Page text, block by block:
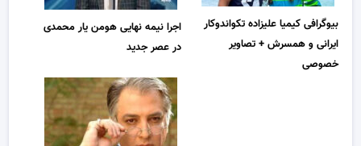
بیوگرافی کیمیا علیزاده تکواندوکار
ایرانی و همسرش + تصاویر
خصوصی
اجرا نیمه نهایی هومن یار محمدی
در عصر جدید